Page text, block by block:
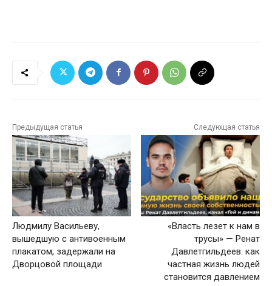
Предыдущая статья
Людмилу Васильеву,
вышедшую с антивоенным
плакатом, задержали на
Дворцовой площади
Следующая статья
«Власть лезет к нам в
трусы» — Ренат
Давлетгильдеев: как
частная жизнь людей
становится давлением